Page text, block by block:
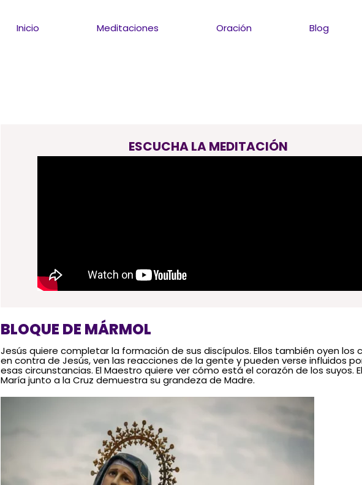
Inicio Meditaciones Oración Blog
ESCUCHA LA MEDITACIÓN
BLOQUE DE MÁRMOL
Jesús quiere completar la formación de sus discípulos. Ellos también oyen los
en contra de Jesús, ven las reacciones de la gente y pueden verse influidos
esas circunstancias. El Maestro quiere ver cómo está el corazón de los suyos.
María junto a la Cruz demuestra su grandeza de Madre.